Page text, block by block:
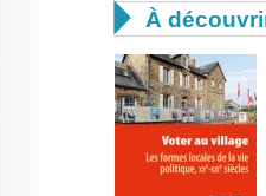
 À